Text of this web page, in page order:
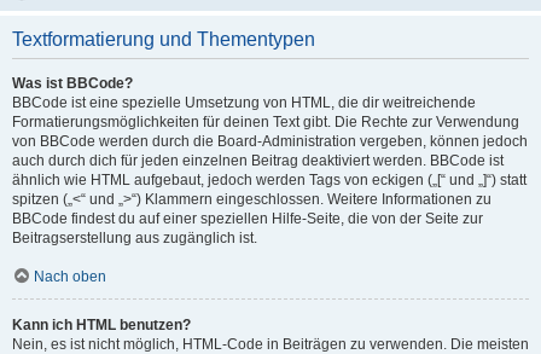
Textformatierung und Thementypen
Was ist BBCode?
BBCode ist eine spezielle Umsetzung von HTML, die dir weitreichende
Formatierungsmöglichkeiten für deinen Text gibt. Die Rechte zur Verwendung
von BBCode werden durch die Board-Administration vergeben, können jedoch
auch durch dich für jeden einzelnen Beitrag deaktiviert werden. BBCode ist
ähnlich wie HTML aufgebaut, jedoch werden Tags von eckigen („[“ und „]“) statt
spitzen („<“ und „>“) Klammern eingeschlossen. Weitere Informationen zu
BBCode findest du auf einer speziellen Hilfe-Seite, die von der Seite zur
Beitragserstellung aus zugänglich ist.
Nach oben
Kann ich HTML benutzen?
Nein, es ist nicht möglich, HTML-Code in Beiträgen zu verwenden. Die meisten